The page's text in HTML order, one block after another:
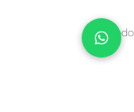
Ver todo